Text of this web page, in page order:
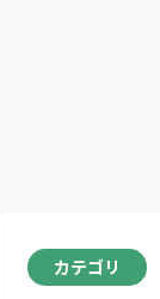
カテゴリ